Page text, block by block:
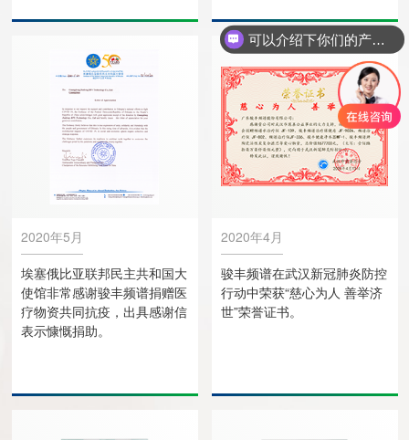
2020年5月
埃塞俄比亚联邦民主共和国大
使馆非常感谢骏丰频谱捐赠医
疗物资共同抗疫，出具感谢信
表示慷慨捐助。
2020年4月
骏丰频谱在武汉新冠肺炎防控
行动中荣获“慈心为人 善举济
世”荣誉证书。
可以介绍下你们的产品么